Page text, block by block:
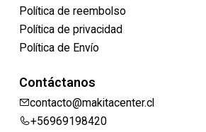
Política de reembolso
Política de privacidad
Política de Envío
Contáctanos
contacto@makitacenter.cl
+56969198420